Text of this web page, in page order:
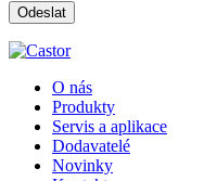
O nás
Produkty
Servis a aplikace
Dodavatelé
Novinky